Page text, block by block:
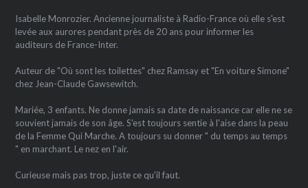
Isabelle Monrozier. Ancienne journaliste à Radio-France où elle s'est
levée aux aurores pendant près de 20 ans pour informer les
auditeurs de France-Inter.
Auteur de "Où sont les toilettes" chez Ramsay et "En voiture Simone"
chez Jean-Claude Gawsewitch.
Mariée, 3 enfants. Ne donne jamais sa date de naissance car elle ne se
souvient jamais de son âge. S'est toujours sentie à l'aise dans la peau
de la Femme Qui Marche. A toujours su donner " du temps au temps
" en marchant. Le nez en l'air.
Curieuse mais pas trop, juste ce qu'il faut.